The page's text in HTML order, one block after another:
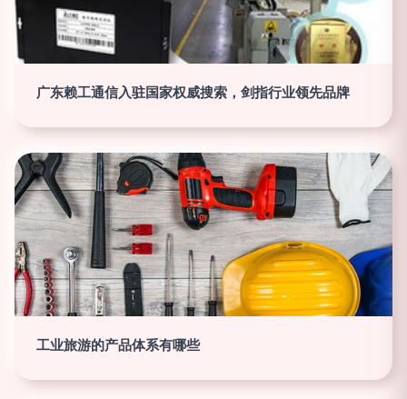
广东赖工通信入驻国家权威搜索，剑指行业领先品牌
工业旅游的产品体系有哪些